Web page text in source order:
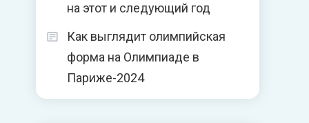
на этот и следующий год
Как выглядит олимпийская
форма на Олимпиаде в
Париже-2024